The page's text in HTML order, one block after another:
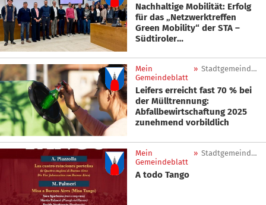
Nachhaltige Mobilität: Erfolg
für das „Netzwerktreffen
Green Mobility“ der STA –
Südtiroler
Mein
Gemeindeblatt
» Stadtgemeinde Leifers
Leifers erreicht fast 70 % bei
der Mülltrennung:
Abfallbewirtschaftung 2025
zunehmend vorbildlich
Mein
Gemeindeblatt
» Stadtgemeinde Leifers
A todo Tango